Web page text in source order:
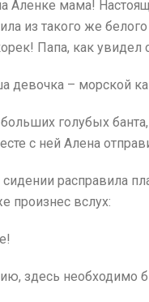
Аленке мама!
из такого же
Папа, как
девочка – морской
голубых банта,
с ней Алена
сидении расправила
произнес вслух:
здесь необходимо